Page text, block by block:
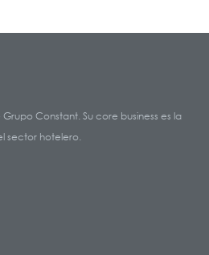
Constant. Su core business es la
sector hotelero.